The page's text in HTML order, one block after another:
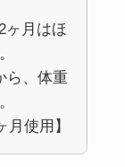
ヶ月はほ
ら、体重
月使用】